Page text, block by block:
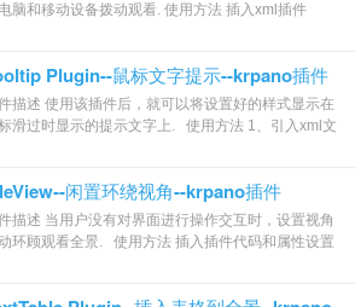
脑和移动设备拨动观看. 使用方法 插入xml插件
Plugin--鼠标文字提示--krpano插件
描述 使用该插件后，就可以将设置好的样式显示在
滑过时显示的提示文字上. 使用方法 1、引入xml文
闲置环绕视角--krpano插件
描述 当用户没有对界面进行操作交互时，设置视角
环顾观看全景. 使用方法 插入插件代码和属性设置